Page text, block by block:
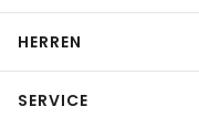
HERREN
SERVICE